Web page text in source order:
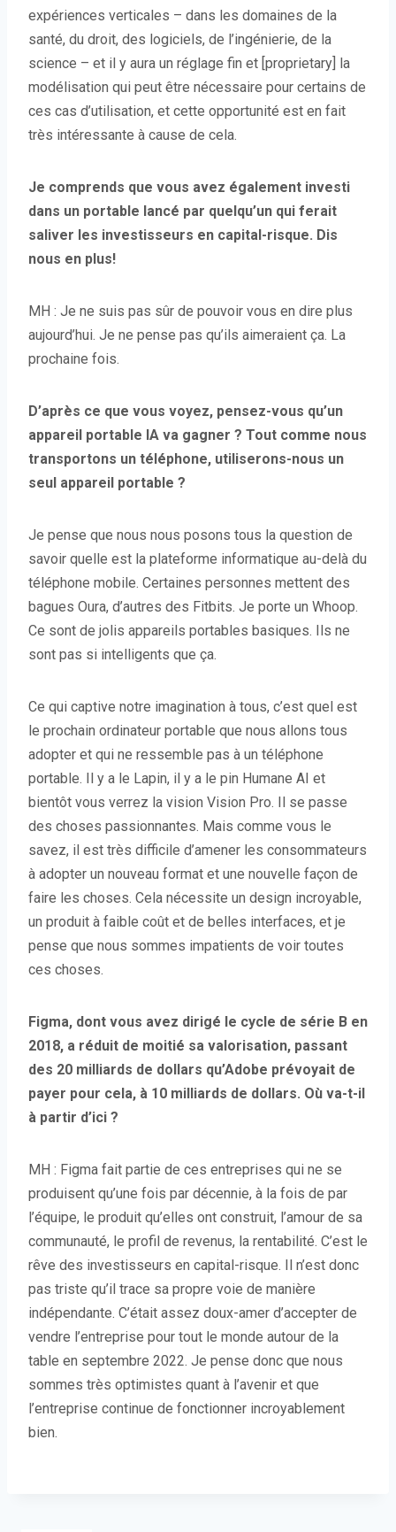
expériences verticales – dans les domaines de la
santé, du droit, des logiciels, de l’ingénierie, de la
science – et il y aura un réglage fin et [proprietary] la
modélisation qui peut être nécessaire pour certains de
ces cas d’utilisation, et cette opportunité est en fait
très intéressante à cause de cela.
Je comprends que vous avez également investi
dans un portable lancé par quelqu’un qui ferait
saliver les investisseurs en capital-risque. Dis
nous en plus!
MH : Je ne suis pas sûr de pouvoir vous en dire plus
aujourd’hui. Je ne pense pas qu’ils aimeraient ça. La
prochaine fois.
D’après ce que vous voyez, pensez-vous qu’un
appareil portable IA va gagner ? Tout comme nous
transportons un téléphone, utiliserons-nous un
seul appareil portable ?
Je pense que nous nous posons tous la question de
savoir quelle est la plateforme informatique au-delà du
téléphone mobile. Certaines personnes mettent des
bagues Oura, d’autres des Fitbits. Je porte un Whoop.
Ce sont de jolis appareils portables basiques. Ils ne
sont pas si intelligents que ça.
Ce qui captive notre imagination à tous, c’est quel est
le prochain ordinateur portable que nous allons tous
adopter et qui ne ressemble pas à un téléphone
portable. Il y a le Lapin, il y a le pin Humane AI et
bientôt vous verrez la vision Vision Pro. Il se passe
des choses passionnantes. Mais comme vous le
savez, il est très difficile d’amener les consommateurs
à adopter un nouveau format et une nouvelle façon de
faire les choses. Cela nécessite un design incroyable,
un produit à faible coût et de belles interfaces, et je
pense que nous sommes impatients de voir toutes
ces choses.
Figma, dont vous avez dirigé le cycle de série B en
2018, a réduit de moitié sa valorisation, passant
des 20 milliards de dollars qu’Adobe prévoyait de
payer pour cela, à 10 milliards de dollars. Où va-t-il
à partir d’ici ?
MH : Figma fait partie de ces entreprises qui ne se
produisent qu’une fois par décennie, à la fois de par
l’équipe, le produit qu’elles ont construit, l’amour de sa
communauté, le profil de revenus, la rentabilité. C’est le
rêve des investisseurs en capital-risque. Il n’est donc
pas triste qu’il trace sa propre voie de manière
indépendante. C’était assez doux-amer d’accepter de
vendre l’entreprise pour tout le monde autour de la
table en septembre 2022. Je pense donc que nous
sommes très optimistes quant à l’avenir et que
l’entreprise continue de fonctionner incroyablement
bien.